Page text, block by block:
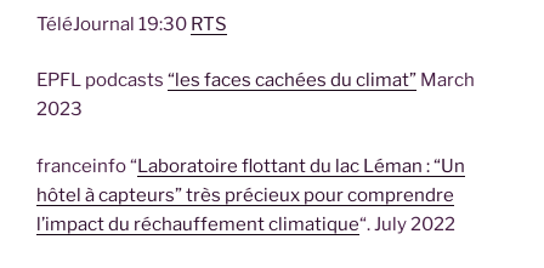
TéléJournal 19:30 RTS
EPFL podcasts “les faces cachées du climat” March
2023
franceinfo “Laboratoire flottant du lac Léman : “Un
hôtel à capteurs” très précieux pour comprendre
l’impact du réchauffement climatique“. July 2022